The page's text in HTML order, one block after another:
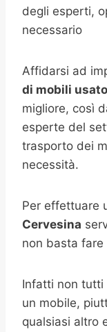
degli esperti,
necessario
Affidarsi ad
di mobili usato
migliore, così
esperte del
trasporto dei
necessità.
Per effettuare
Cervesina
non basta fare
Infatti non tutti
un mobile,
qualsiasi altro